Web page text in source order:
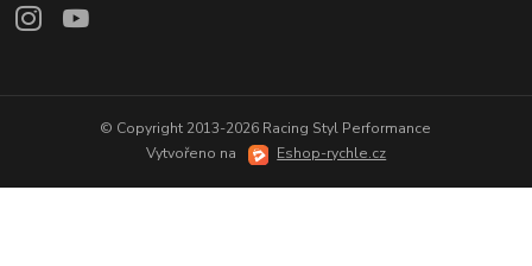
© Copyright 2013-2026 Racing Styl Performance
Vytvořeno na
Eshop-rychle.cz